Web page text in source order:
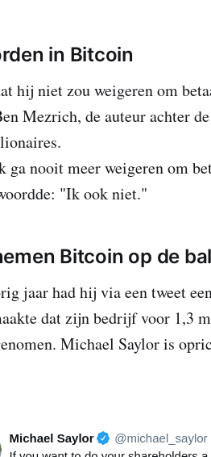
in Bitcoin
hij niet zou weigeren om
Mezrich, de auteur achter
ga nooit meer weigeren om
"Ik ook niet."
Bitcoin op de
jaar had hij via een tweet
dat zijn bedrijf voor 1,3
Michael Saylor is